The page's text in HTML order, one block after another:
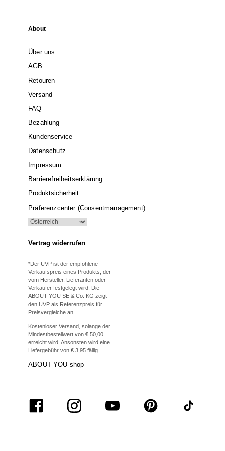
About
Über uns
AGB
Retouren
Versand
FAQ
Bezahlung
Kundenservice
Datenschutz
Impressum
Barrierefreiheitserklärung
Produktsicherheit
Präferenzcenter (Consentmanagement)
Vertrag widerrufen
*Der UVP ist der empfohlene
Verkaufspreis eines Produkts, der
vom Hersteller, Lieferanten oder
Verkäufer festgelegt wird. Die
ABOUT YOU SE & Co. KG zeigt
den UVP als Referenzpreis für
Preisvergleiche an.
Kostenloser Versand, solange der
Mindestbestellwert von € 50,00
erreicht wird. Ansonsten wird eine
Liefergebühr von € 3,95 fällig
ABOUT YOU shop